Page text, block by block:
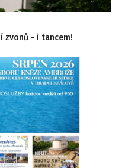
zvonů - i tancem!